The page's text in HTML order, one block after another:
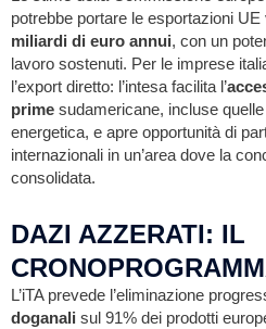
potrebbe portare le esportazioni
miliardi di euro annui, con un
lavoro sostenuti. Per le imprese
l’export diretto: l’intesa facilita l’
prime sudamericane, incluse
energetica, e apre opportunità di
internazionali in un’area dove la
consolidata.
DAZI AZZERATI: IL
L’iTA prevede l’eliminazione
doganali sul 91% dei prodotti